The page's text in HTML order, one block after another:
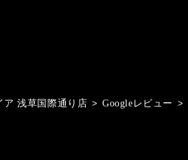
ア 浅草国際通り店 > Googleレビュー >